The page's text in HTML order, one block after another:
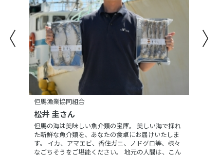
但馬漁業協同組合
松井 圭さん
但馬の海は美味しい魚介類の宝庫。 美しい海で採れ
た新鮮な魚介類を、あなたの食卓にお届けいたしま
す。 イカ、アマエビ、香住ガニ、ノドグロ等、様々
なごちそうをご堪能ください。 地元の人間は、こん